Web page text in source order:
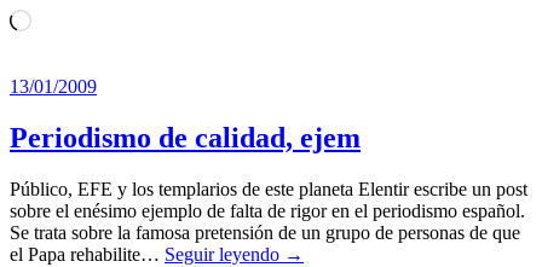
Cargando...
13/01/2009
Periodismo de calidad, ejem
Público, EFE y los templarios de este planeta Elentir escribe un post
sobre el enésimo ejemplo de falta de rigor en el periodismo español.
Se trata sobre la famosa pretensión de un grupo de personas de que
el Papa rehabilite… Seguir leyendo →